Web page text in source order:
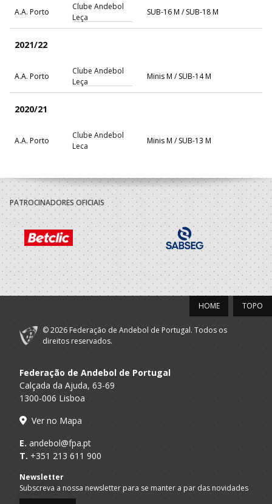
A.A. Porto
Clube Andebol
Leça
SUB-16 M / SUB-18 M
2021/22
A.A. Porto
Clube Andebol
Leça
Minis M / SUB-14 M
2020/21
A.A. Porto
Clube Andebol
Leça
Minis M / SUB-13 M
A.A. Porto
Clube Andebol
Leça
Minis M / Infantis M
2018/19
A.A. Porto
Clube Andebol
Leça
Bambis M / Minis M
A.A. Porto
Clube Andebol
Leça
Bambis M / Minis M
A.A. Porto
Clube Andebol
Leça
PATROCINADORES OFICIAIS
TOPO
HOME
© 2026 Federação de Andebol de Portugal. Todos os
direitos reservados.
Federação de Andebol de Portugal
Calçada da Ajuda, 63-69
1300-006 Lisboa
Ver no Mapa
E. andebol@fpa.pt
T. +351 213 611 900
Newsletter
Subscreva a nossa newsletter para se manter a par das novidades